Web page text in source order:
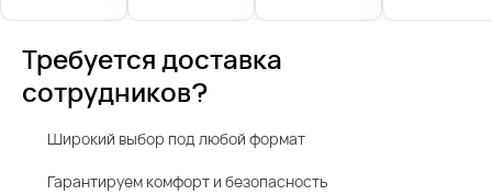
Требуется доставка
сотрудников?
Широкий выбор под любой формат
Гарантируем комфорт и безопасность